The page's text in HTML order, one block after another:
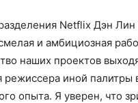
Netflix Дэн
и амбициозная
наших проектов
иной палитры
опыта. Я уверен, что